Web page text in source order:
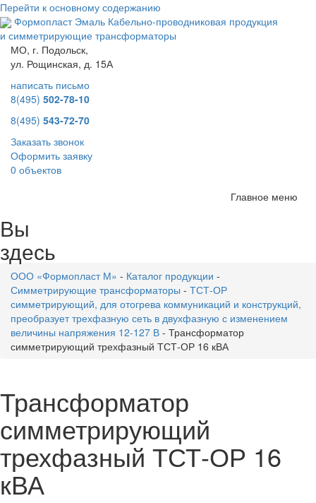
Перейти к основному содержанию
Формопласт Эмаль Кабельно-проводниковая продукция
и симметрирующие трансформаторы
МО, г. Подольск,
ул. Рощинская, д. 15А
написать письмо
8(495) 502-78-10
8(495) 543-72-70
Заказать звонок
Оформить заявку
0 объектов
Главное меню
Вы
здесь
ООО «Формопласт М» - Каталог продукции -
Симметрирующие трансформаторы - ТСТ-ОР
симметрирующий, для отогрева коммуникаций и конструкций,
преобразует трехфазную сеть в двухфазную с изменением
величины напряжения 12-127 В - Трансформатор
симметрирующий трехфазный ТСТ-ОР 16 кВА
Трансформатор
симметрирующий
трехфазный ТСТ-ОР 16
кВА